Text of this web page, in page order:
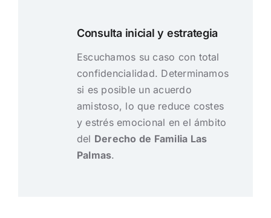
Consulta inicial y estrategia
Escuchamos su caso con total
confidencialidad. Determinamos
si es posible un acuerdo
amistoso, lo que reduce costes
y estrés emocional en el ámbito
del Derecho de Familia Las
Palmas.